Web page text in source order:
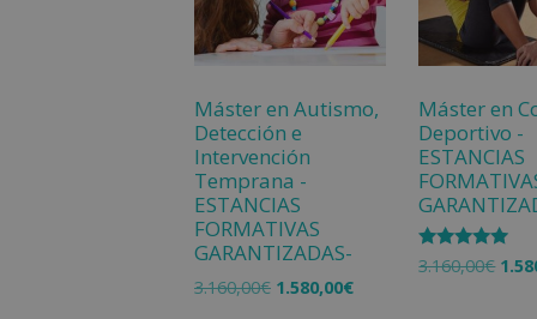
Máster en Autismo,
Detección e
Intervención
Temprana -
ESTANCIAS
FORMATIVAS
GARANTIZADAS-
3.160,00€ 1.580,00€
Máster en
Deportivo -
ESTANCIAS
Valorado
con
3.160,00€